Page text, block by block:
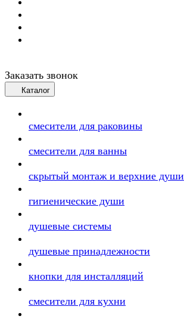
Заказать звонок
Каталог
смесители для раковины
смесители для ванны
скрытый монтаж и верхние души
гигиенические души
душевые системы
душевые принадлежности
кнопки для инсталляций
смесители для кухни